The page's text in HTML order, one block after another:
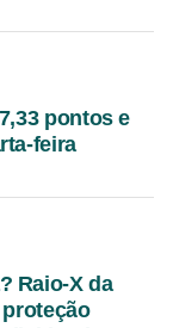
pontos e
feira
Raio-X da